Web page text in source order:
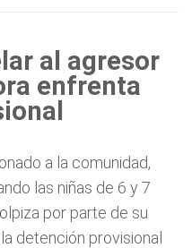
al agresor
enfrenta
a la comunidad,
las niñas de 6 y 7
por parte de su
detención provisional